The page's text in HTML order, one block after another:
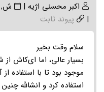
اکبر محسنی اژیه | ش, 1403/11/13 - 23:24
|
پیوند ثابت
سلام وقت بخیر
بسیار عالی، اما ای‌کاش
موجود بود تا با استفاده
استفاده کرد و انشالله